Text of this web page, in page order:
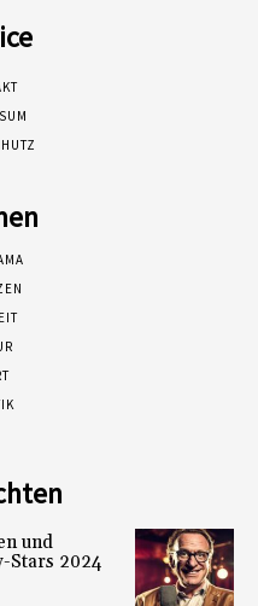
und
Stars 2024